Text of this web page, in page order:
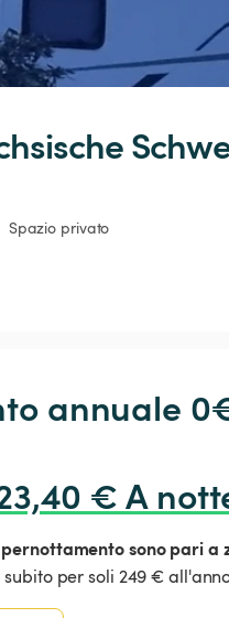
Spazio privato
annuale
€ A
sono pari a
subito per soli 249 €